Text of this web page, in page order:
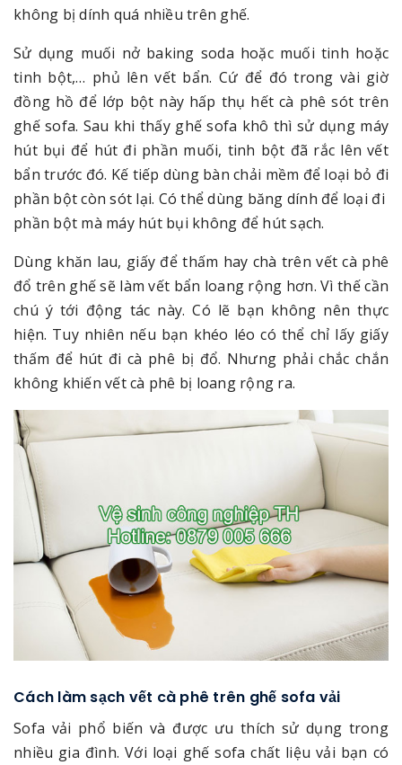
không bị dính quá nhiều trên ghế.
Sử dụng muối nở baking soda hoặc muối tinh hoặc
tinh bột,… phủ lên vết bẩn. Cứ để đó trong vài giờ
đồng hồ để lớp bột này hấp thụ hết cà phê sót trên
ghế sofa. Sau khi thấy ghế sofa khô thì sử dụng máy
hút bụi để hút đi phần muối, tinh bột đã rắc lên vết
bẩn trước đó. Kế tiếp dùng bàn chải mềm để loại bỏ đi
phần bột còn sót lại. Có thể dùng băng dính để loại đi
phần bột mà máy hút bụi không để hút sạch.
Dùng khăn lau, giấy để thấm hay chà trên vết cà phê
đổ trên ghế sẽ làm vết bẩn loang rộng hơn. Vì thế cần
chú ý tới động tác này. Có lẽ bạn không nên thực
hiện. Tuy nhiên nếu bạn khéo léo có thể chỉ lấy giấy
thấm để hút đi cà phê bị đổ. Nhưng phải chắc chắn
không khiến vết cà phê bị loang rộng ra.
Cách làm sạch vết cà phê trên ghế sofa vải
Sofa vải phổ biến và được ưu thích sử dụng trong
nhiều gia đình. Với loại ghế sofa chất liệu vải bạn có